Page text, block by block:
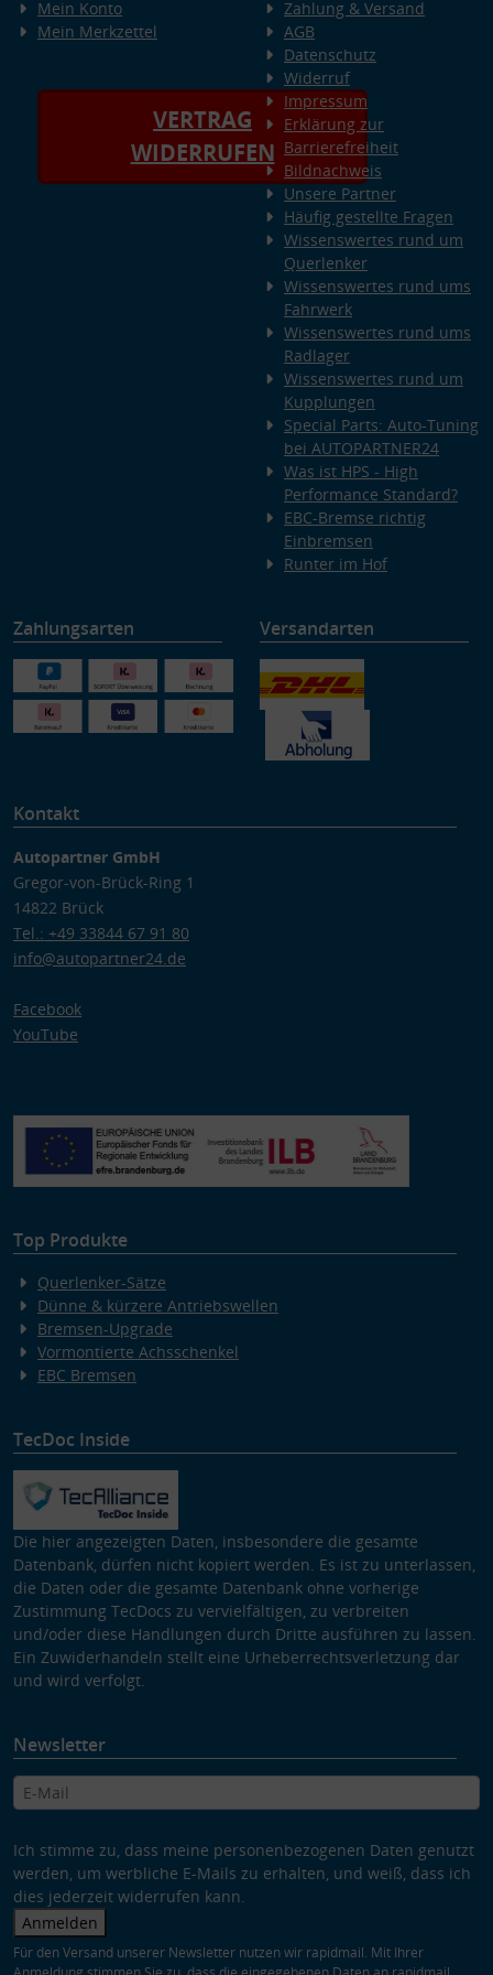
Mein Konto
Mein Merkzettel
VERTRAG
WIDERRUFEN
Zahlung & Versand
AGB
Datenschutz
Widerruf
Impressum
Erklärung zur
Barrierefreiheit
Bildnachweis
Unsere Partner
Häufig gestellte Fragen
Wissenswertes rund um
Querlenker
Wissenswertes rund ums
Fahrwerk
Wissenswertes rund ums
Radlager
Wissenswertes rund um
Kupplungen
Special Parts: Auto-Tuning
bei AUTOPARTNER24
Was ist HPS - High
Performance Standard?
EBC-Bremse richtig
Einbremsen
Runter im Hof
Zahlungsarten Versandarten
Kontakt
Autopartner GmbH
Gregor-von-Brück-Ring 1
14822 Brück
Tel.: +49 33844 67 91 80
info@autopartner24.de
Facebook
YouTube
Top Produkte
Querlenker-Sätze
Dünne & kürzere Antriebswellen
Bremsen-Upgrade
Vormontierte Achsschenkel
EBC Bremsen
TecDoc Inside
Die hier angezeigten Daten, insbesondere die gesamte
Datenbank, dürfen nicht kopiert werden. Es ist zu unterlassen,
die Daten oder die gesamte Datenbank ohne vorherige
Zustimmung TecDocs zu vervielfältigen, zu verbreiten
und/oder diese Handlungen durch Dritte ausführen zu lassen.
Ein Zuwiderhandeln stellt eine Urheberrechtsverletzung dar
und wird verfolgt.
Newsletter
Ich stimme zu, dass meine personenbezogenen Daten genutzt
werden, um werbliche E-Mails zu erhalten, und weiß, dass ich
dies jederzeit widerrufen kann.
Anmelden
Für den Versand unserer Newsletter nutzen wir rapidmail. Mit Ihrer